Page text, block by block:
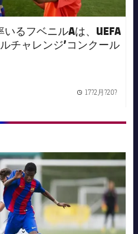
るフベニルAは、UEFA
チャレンジ’コンクール
17?2月?20?
FC Barcelona club badge